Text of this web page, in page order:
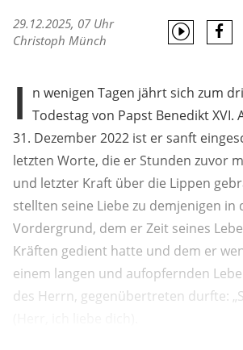
29.12.2025, 07 Uhr
Christoph Münch
I n wenigen Tagen jährt sich zum
Todestag von Papst Benedikt XVI.
31. Dezember 2022 ist er sanft
letzten Worte, die er Stunden zuvor
und letzter Kraft über die Lippen
stellten seine Liebe zu demjenigen in
Vordergrund, dem er Zeit seines
Kräften gedient hatte und dem er
einem langen und aufopfernden
des Herrn, gegenübertreten durfte: